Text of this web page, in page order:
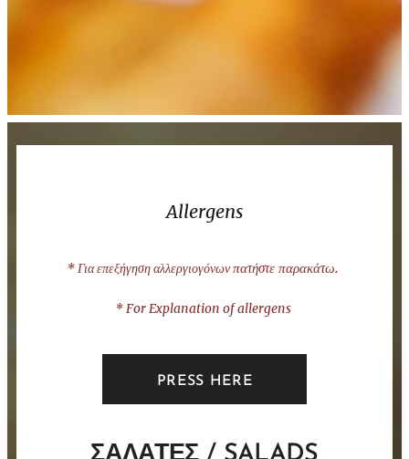
Allergens
* Για επεξήγηση αλλεργιογόνωνπατήστε παρακάτω.
* For Explanation of allergens
PRESS HERE